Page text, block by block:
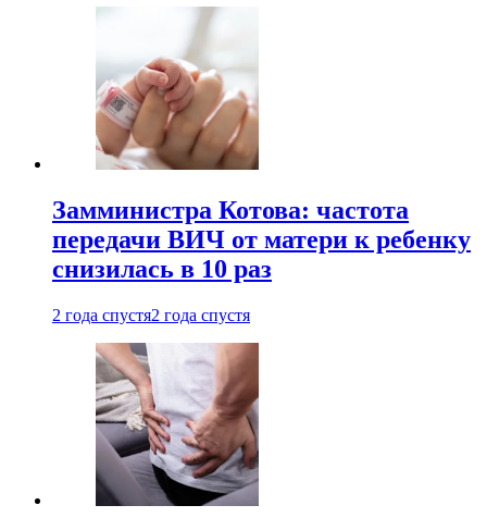
Замминистра Котова: частота
передачи ВИЧ от матери к ребенку
снизилась в 10 раз
2 года спустя2 года спустя